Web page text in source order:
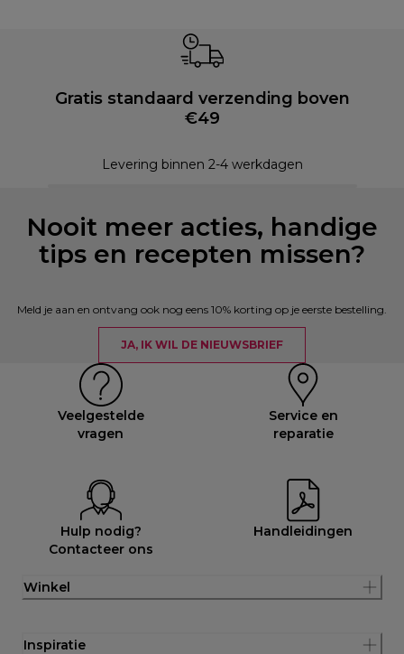
Gratis standaard verzending boven
€49
Levering binnen 2-4 werkdagen
Nooit meer acties, handige
tips en recepten missen?
Meld je aan en ontvang ook nog eens 10% korting op je eerste bestelling.
JA, IK WIL DE NIEUWSBRIEF
Veelgestelde
vragen
Service en
reparatie
Hulp nodig?
Contacteer ons
Handleidingen
Winkel
Inspiratie